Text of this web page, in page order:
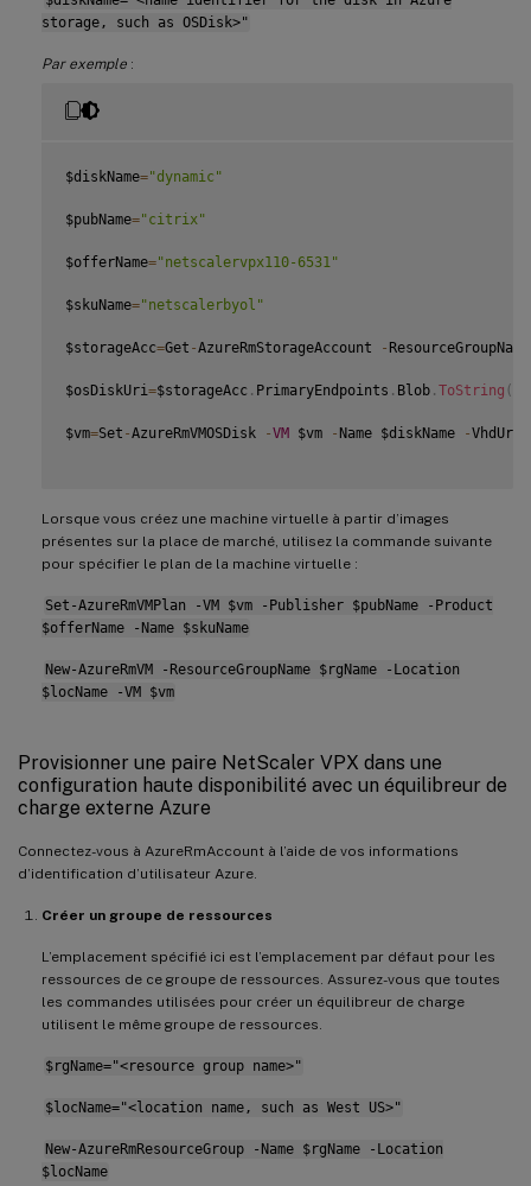
storage, such as OSDisk>"
Par exemple :
$diskName="dynamic"
$pubName="citrix"
$offerName="netscalervpx110-6531"
$skuName="netscalerbyol"
$storageAcc=Get -AzureRmStorageAccount -
$osDiskUri=$storageAcc . PrimaryEndpoints . Blob . ToString (
$vm=Set -AzureRmVMOSDisk -VM $vm - Name $diskName -
Lorsque vous créez une machine virtuelle à partir d’images
présentes sur la place de marché, utilisez la commande suivante
pour spécifier le plan de la machine virtuelle :
Set-AzureRmVMPlan -VM $vm -Publisher $pubName -Product
$offerName -Name $skuName
New-AzureRmVM -ResourceGroupName $rgName -Location
$locName -VM $vm
Provisionner une paire NetScaler VPX dans une
configuration haute disponibilité avec un équilibreur de
charge externe Azure
Connectez-vous à AzureRmAccount à l’aide de vos informations
d’identification d’utilisateur Azure.
Créer un groupe de ressources
L’emplacement spécifié ici est l’emplacement par défaut pour les
ressources de ce groupe de ressources. Assurez-vous que toutes
les commandes utilisées pour créer un équilibreur de charge
utilisent le même groupe de ressources.
$rgName="<resource group name>"
$locName="<location name, such as West US>"
New-AzureRmResourceGroup -Name $rgName -Location
$locName